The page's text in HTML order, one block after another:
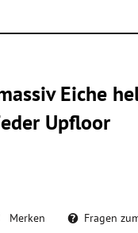
Eiche
Upfloor
Merken Fragen